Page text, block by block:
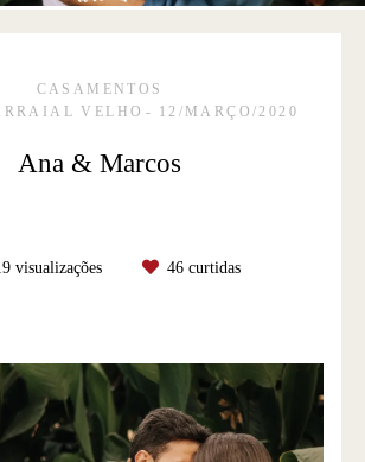
CASAMENTOS
VELHO
12/MARÇO/2020
Ana & Marcos
visualizações 46 curtidas